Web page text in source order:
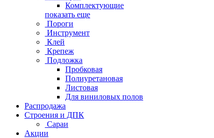
Комплектующие
показать еще
Пороги
Инструмент
Клей
Крепеж
Подложка
Пробковая
Полиуретановая
Листовая
Для виниловых полов
Распродажа
Строения и ДПК
Сараи
Акции